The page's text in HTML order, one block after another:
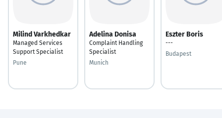
Milind Varkhedkar
Managed Services
Support Specialist
Pune
Adelina Donisa
Complaint Handling
Specialist
Munich
Eszter Boris
---
Budapest